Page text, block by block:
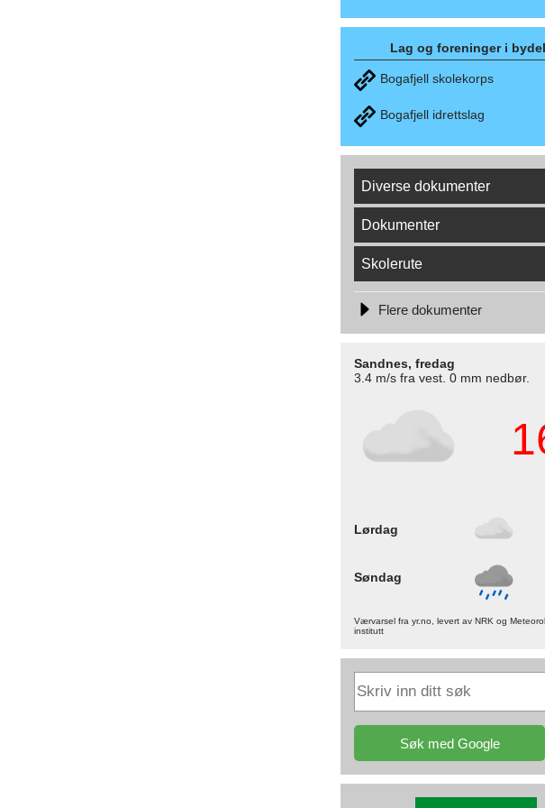
Lag og foreninger i
Bogafjell skolekorps
Bogafjell idrettslag
Diverse dokumenter
Dokumenter
Skolerute
Flere dokumenter
Sandnes, fredag
3.4 m/s fra vest. 0 mm nedbør.
Lørdag
Søndag
Værvarsel fra yr.no, levert av NRK og
institutt